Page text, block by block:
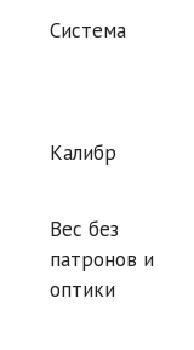
Система
Калибр
Вес без
патронов и
оптики